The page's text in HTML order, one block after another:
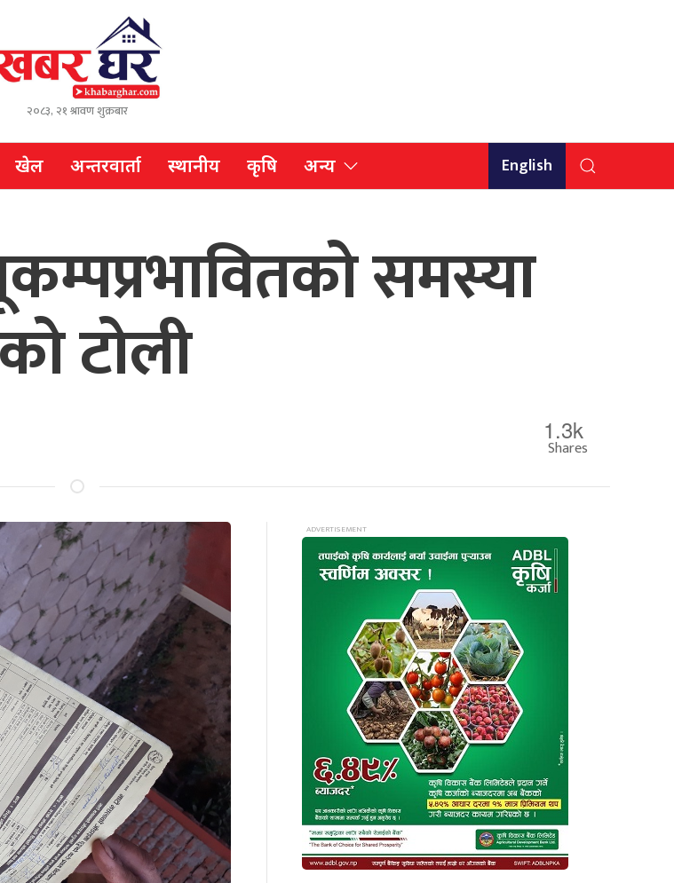
२०८३, २१ श्रावण शुक्रबार
खेल अन्तरवार्ता स्थानीय कृषि अन्य English
समस्या
टोली
1.3k
Shares